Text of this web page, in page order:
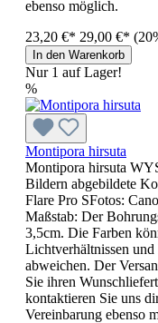
ebenso möglich.
23,20 €* 29,00 €*
In den Warenkorb
Nur 1 auf Lager!
%
Montipora hirsuta
Montipora hirsuta
Bildern abgebildete
Flare Pro SFotos:
Maßstab: Der
3,5cm. Die Farben
Lichtverhältnissen
abweichen. Der
Sie ihren
kontaktieren Sie uns
Vereinbarung ebenso